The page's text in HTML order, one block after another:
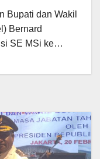
Bupati dan Wakil
Bernard
SE MSi ke…